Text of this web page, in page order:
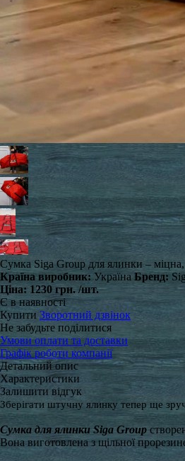
Сумка Siga Group для ялинки – міцна,
Країна виробник: Україна Бренд:
Ціна: 1230 грн./шт.
Є в наявності
Купити Зворотний дзвінок
Не забудьте поділитися
Умови оплати та доставки
Графік роботи компанії
Детальний опис
Характеристики
Залишити відгук
Зберігати штучну ялинку тепер ще
Сумка для ялинки Siga Group
Вона виготовлена з щільної